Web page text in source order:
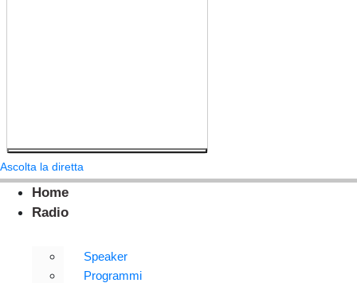
Ascolta la diretta
Home
Radio
Speaker
Programmi